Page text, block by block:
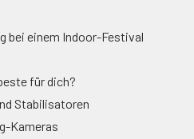
bei einem Indoor-Festival
für dich?
Stabilisatoren
Kameras